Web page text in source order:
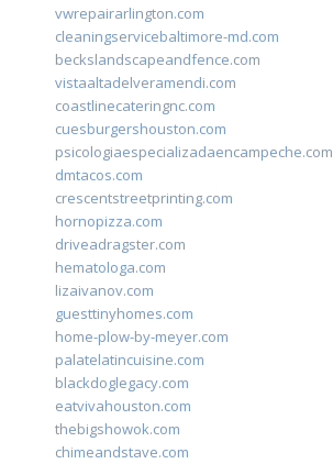
vwrepairarlington.com
cleaningservicebaltimore-md.com
beckslandscapeandfence.com
vistaaltadelveramendi.com
coastlinecateringnc.com
cuesburgershouston.com
psicologiaespecializadaencampeche.com
dmtacos.com
crescentstreetprinting.com
hornopizza.com
driveadragster.com
hematologa.com
lizaivanov.com
guesttinyhomes.com
home-plow-by-meyer.com
palatelatincuisine.com
blackdoglegacy.com
eatvivahouston.com
thebigshowok.com
chimeandstave.com